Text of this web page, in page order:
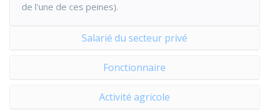
de l'une de ces peines).
Salarié du secteur privé
Fonctionnaire
Activité agricole